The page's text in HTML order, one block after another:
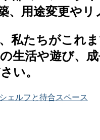
、用途変更や
私たちがこれ
生活や遊び、
い。